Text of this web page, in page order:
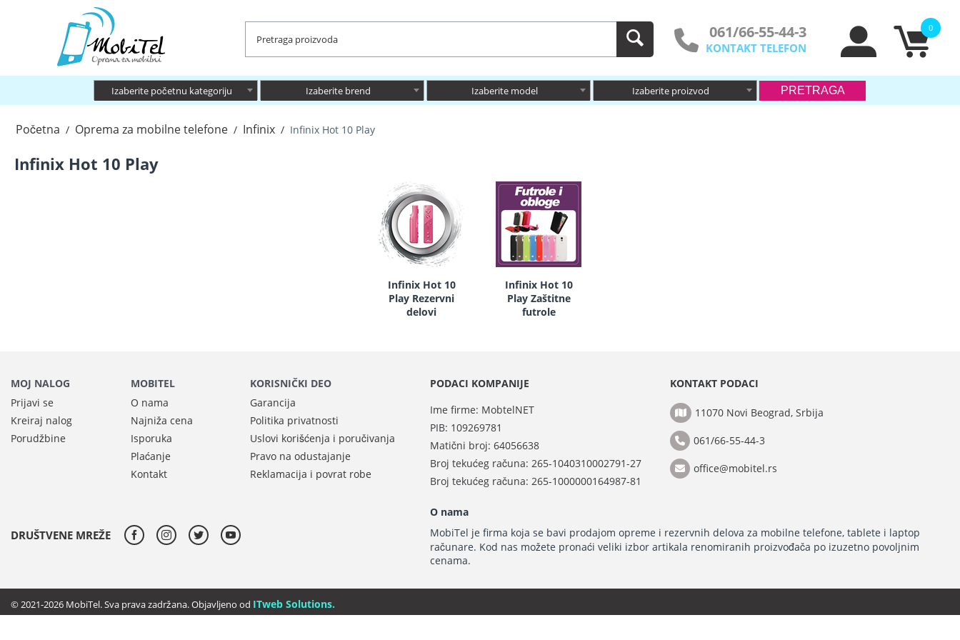
061/66-55-44-3
KONTAKT TELEFON
0
Izaberite početnu kategoriju Izaberite brend Izaberite model Izaberite proizvod
Početna / Oprema za mobilne telefone / Infinix / Infinix Hot 10 Play
Infinix Hot 10 Play
Infinix Hot 10
Play Rezervni
delovi
Infinix Hot 10
Play Zaštitne
futrole
MOJ NALOG
Prijavi se
Kreiraj nalog
Porudžbine
MOBITEL
O nama
Najniža cena
Isporuka
Plaćanje
Kontakt
KORISNIČKI DEO
Garancija
Politika privatnosti
Uslovi korišćenja i poručivanja
Pravo na odustajanje
Reklamacija i povrat robe
PODACI KOMPANIJE
Ime firme: MobtelNET
PIB: 109269781
Matični broj:64056638
Broj tekućeg računa: 265-1040310002791-27
Broj tekućeg računa: 265-1000000164987-81
KONTAKT PODACI
11070 Novi Beograd, Srbija
061/66-55-44-3
office@mobitel.rs
DRUŠTVENE MREŽE
O nama
MobiTel je firma koja se bavi prodajom opreme i rezervnih delova za mobilne telefone, tablete i laptop
računare. Kod nas možete pronaći veliki izbor artikala renomiranih proizvođača po izuzetno povoljnim
cenama.
© 2021-2026 MobiTel. Sva prava zadržana. Objavljeno od ITweb Solutions.